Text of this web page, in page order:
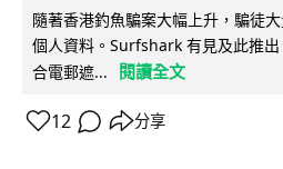
隨著香港釣魚騙案大幅上升，騙徒
個人資料。Surfshark 有見及此推
合電郵遮...
閱讀全文
12 分享